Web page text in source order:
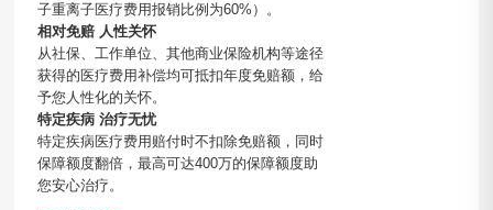
子重离子医疗费用报销比例为60%）。
相对免赔 人性关怀
从社保、工作单位、其他商业保险机构等途径
获得的医疗费用补偿均可抵扣年度免赔额，给
予您人性化的关怀。
特定疾病 治疗无忧
特定疾病医疗费用赔付时不扣除免赔额，同时
保障额度翻倍，最高可达400万的保障额度助
您安心治疗。